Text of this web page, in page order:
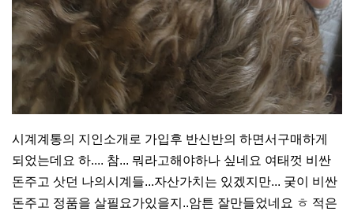
시계계통의 지인소개로 가입후 반신반의 하면서구매하게
되었는데요 하.... 참... 뭐라고해야하나 싶네요 여태껏 비싼
돈주고 삿던 나의시계들...자산가치는 있겠지만... 궂이 비싼
돈주고 정품을 살필요가있을지..암튼 잘만들었네요 ㅎ 적은